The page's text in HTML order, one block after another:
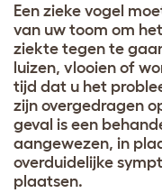
Een zieke vogel
van uw toom om
ziekte tegen te
luizen, vlooien of
tijd dat u het
zijn overgedragen
geval is een
aangewezen, in
overduidelijke
plaatsen.